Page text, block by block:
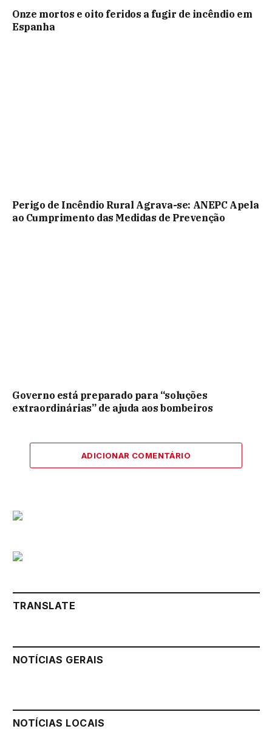
Onze mortos e oito feridos a fugir de incêndio em
Espanha
Perigo de Incêndio Rural Agrava-se: ANEPC Apela
ao Cumprimento das Medidas de Prevenção
Governo está preparado para “soluções
extraordinárias” de ajuda aos bombeiros
ADICIONAR COMENTÁRIO
TRANSLATE
NOTÍCIAS GERAIS
NOTÍCIAS LOCAIS